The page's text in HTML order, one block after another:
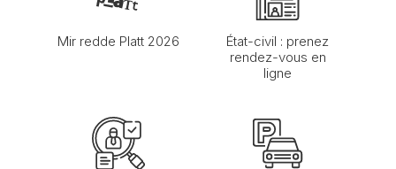
Mir redde Platt 2026
État-civil : prenez
rendez-vous en
ligne